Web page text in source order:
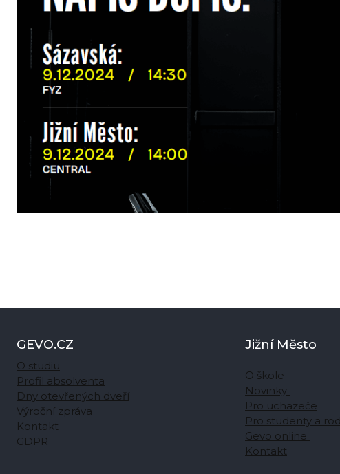
GEVO.CZ
O studiu
Profil absolventa
Dny otevřených dveří
Výroční zpráva
Kontakt
GDPR
Jižní Město
O škole
Novinky
Pro uchazeče
Pro studenty a
Gevo online
Kontakt